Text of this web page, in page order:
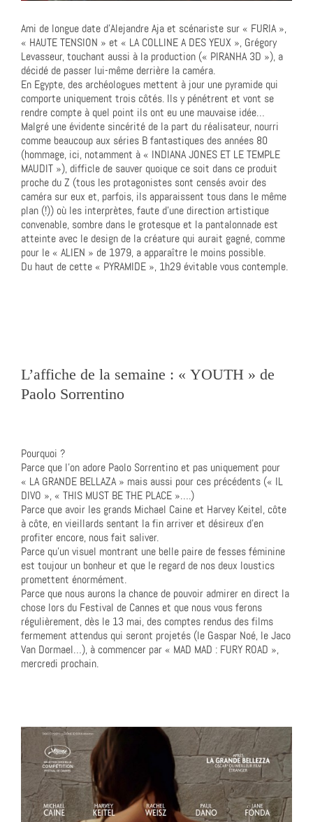
Ami de longue date d’Alejandre Aja et scénariste sur « FURIA »,
« HAUTE TENSION » et « LA COLLINE A DES YEUX », Grégory
Levasseur, touchant aussi à la production (« PIRANHA 3D »), a
décidé de passer lui-même derrière la caméra.
En Egypte, des archéologues mettent à jour une pyramide qui
comporte uniquement trois côtés. Ils y pénétrent et vont se
rendre compte à quel point ils ont eu une mauvaise idée…
Malgré une évidente sincérité de la part du réalisateur, nourri
comme beaucoup aux séries B fantastiques des années 80
(hommage, ici, notamment à « INDIANA JONES ET LE TEMPLE
MAUDIT »), difficle de sauver quoique ce soit dans ce produit
proche du Z (tous les protagonistes sont censés avoir des
caméra sur eux et, parfois, ils apparaissent tous dans le même
plan (!)) où les interprètes, faute d’une direction artistique
convenable, sombre dans le grotesque et la pantalonnade est
atteinte avec le design de la créature qui aurait gagné, comme
pour le « ALIEN » de 1979, a apparaître le moins possible.
Du haut de cette « PYRAMIDE », 1h29 évitable vous contemple.
L’affiche de la semaine : « YOUTH » de
Paolo Sorrentino
Pourquoi ?
Parce que l’on adore Paolo Sorrentino et pas uniquement pour
« LA GRANDE BELLAZA » mais aussi pour ces précédents (« IL
DIVO », « THIS MUST BE THE PLACE »….)
Parce que avoir les grands Michael Caine et Harvey Keitel, côte
à côte, en vieillards sentant la fin arriver et désireux d’en
profiter encore, nous fait saliver.
Parce qu’un visuel montrant une belle paire de fesses féminine
est toujour un bonheur et que le regard de nos deux loustics
promettent énormément.
Parce que nous aurons la chance de pouvoir admirer en direct la
chose lors du Festival de Cannes et que nous vous ferons
régulièrement, dès le 13 mai, des comptes rendus des films
fermement attendus qui seront projetés (le Gaspar Noé, le Jaco
Van Dormael…), à commencer par « MAD MAD : FURY ROAD »,
mercredi prochain.